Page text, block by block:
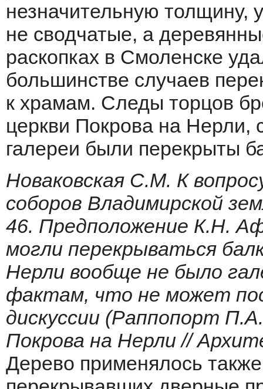
незначительную толщину,
не сводчатые, а
раскопках в Смоленске
большинстве случаев
к храмам. Следы торцов
церкви Покрова на Нерли,
галереи были перекрыты
Новаковская С.М. К
соборов Владимирской
46. Предположение К.Н.
могли перекрываться
Нерли вообще не было
фактам, что не может
дискуссии (Раппопорт
Покрова на Нерли //
Дерево применялось